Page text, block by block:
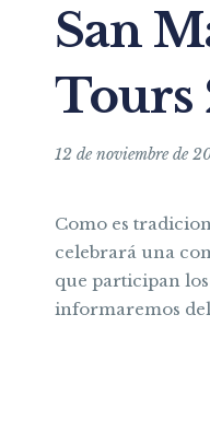
San
Tours
12 de noviembre de
Como es
celebrará una
que participan
informaremos